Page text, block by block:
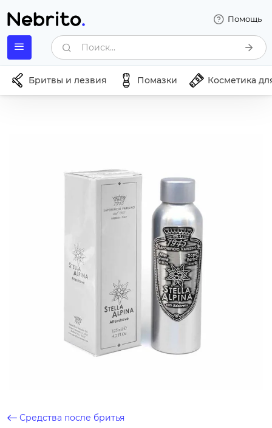
Помощь
Поиск...
Бритвы и лезвия Помазки Косметика
Средства после бритья